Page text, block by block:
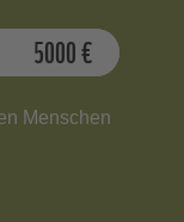
5000€
Menschen